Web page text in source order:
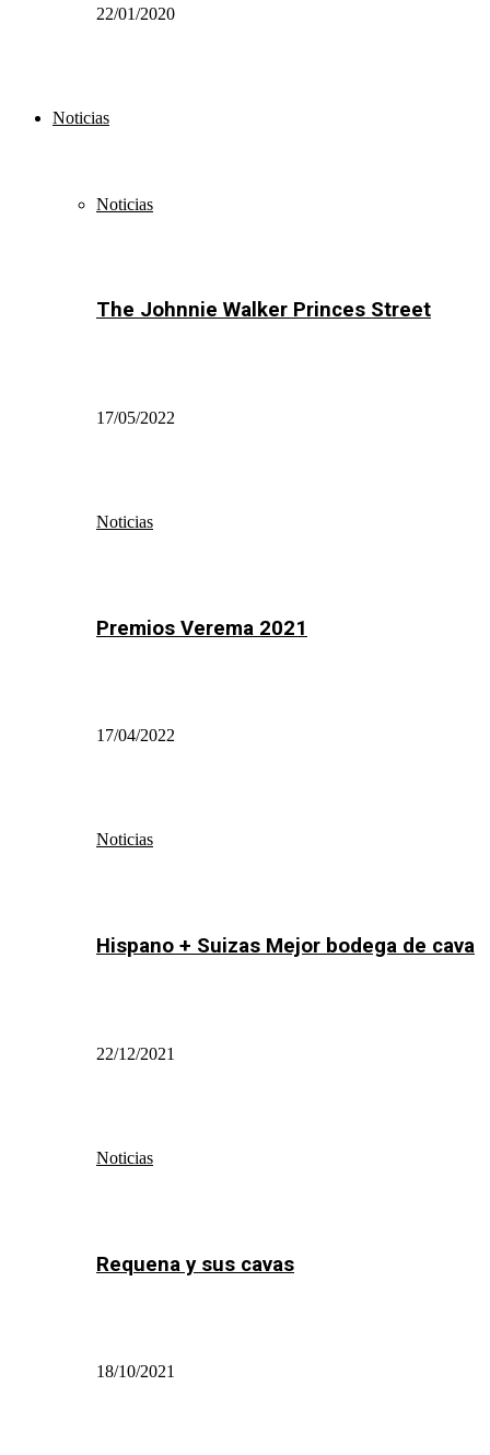
22/01/2020
Noticias
Noticias
The Johnnie Walker Princes Street
17/05/2022
Noticias
Premios Verema 2021
17/04/2022
Noticias
Hispano + Suizas Mejor bodega de cava
22/12/2021
Noticias
Requena y sus cavas
18/10/2021